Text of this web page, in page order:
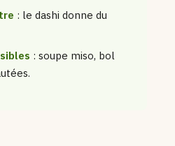
: le dashi donne du
: soupe miso, bol